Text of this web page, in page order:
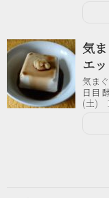
気
エ
気ま
日目
(土)